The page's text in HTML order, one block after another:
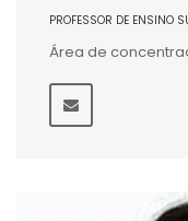
PROFESSOR DE ENSINO
Área de